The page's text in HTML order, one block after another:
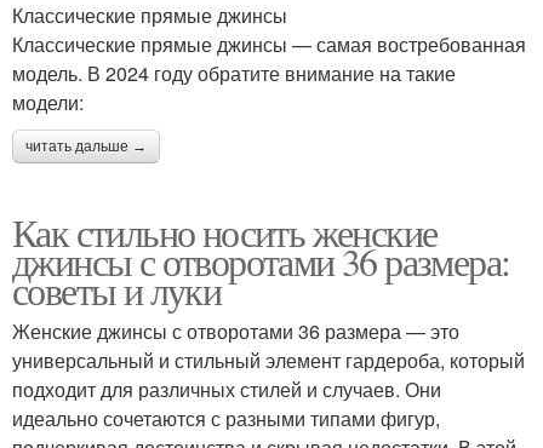
Классические прямые джинсы
Классические прямые джинсы — самая востребованная
модель. В 2024 году обратите внимание на такие
модели:
читать дальше →
Как стильно носить женские
джинсы с отворотами 36 размера:
советы и луки
Женские джинсы с отворотами 36 размера — это
универсальный и стильный элемент гардероба, который
подходит для различных стилей и случаев. Они
идеально сочетаются с разными типами фигур,